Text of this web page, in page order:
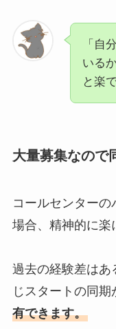
「自
いる
と楽
大量募集なので
コールセンター
場合、精神的に楽
過去の経験差はあ
じスタートの同期
有できます。